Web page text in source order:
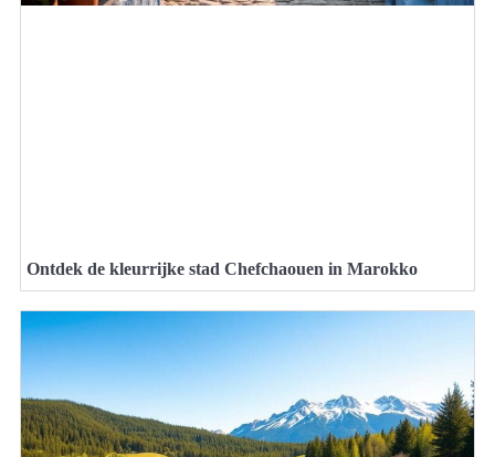
Ontdek de kleurrijke stad Chefchaouen in Marokko